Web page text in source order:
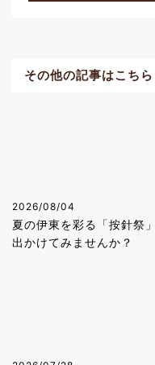
その他の記事はこちら
2026/08/04
夏の伊東を彩る「按針祭
出かけてみませんか？